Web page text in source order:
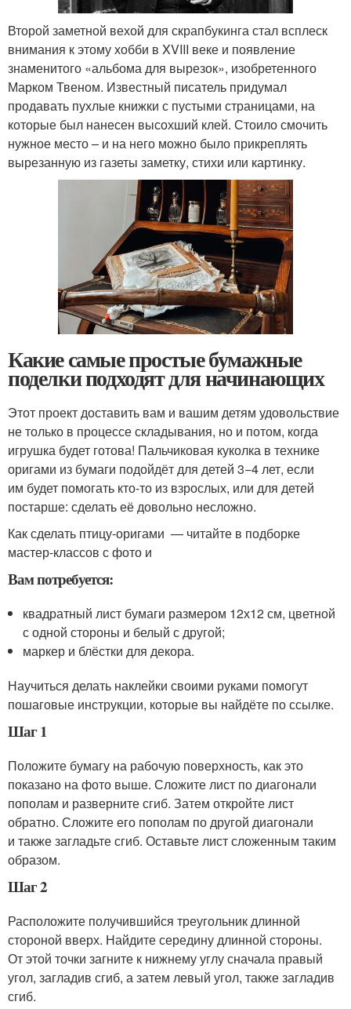
Второй заметной вехой для скрапбукинга стал всплеск
внимания к этому хобби в XVIII веке и появление
знаменитого «альбома для вырезок», изобретенного
Марком Твеном. Известный писатель придумал
продавать пухлые книжки с пустыми страницами, на
которые был нанесен высохший клей. Стоило смочить
нужное место – и на него можно было прикреплять
вырезанную из газеты заметку, стихи или картинку.
Какие самые простые бумажные
поделки подходят для начинающих
Этот проект доставить вам и вашим детям удовольствие
не только в процессе складывания, но и потом, когда
игрушка будет готова! Пальчиковая куколка в технике
оригами из бумаги подойдёт для детей 3−4 лет, если
им будет помогать кто-то из взрослых, или для детей
постарше: сделать её довольно несложно.
Как сделать птицу-оригами — читайте в подборке
мастер-классов с фото и
Вам потребуется:
квадратный лист бумаги размером 12х12 см, цветной
с одной стороны и белый с другой;
маркер и блёстки для декора.
Научиться делать наклейки своими руками помогут
пошаговые инструкции, которые вы найдёте по ссылке.
Шаг 1
Положите бумагу на рабочую поверхность, как это
показано на фото выше. Сложите лист по диагонали
пополам и разверните сгиб. Затем откройте лист
обратно. Сложите его пополам по другой диагонали
и также загладьте сгиб. Оставьте лист сложенным таким
образом.
Шаг 2
Расположите получившийся треугольник длинной
стороной вверх. Найдите середину длинной стороны.
От этой точки загните к нижнему углу сначала правый
угол, загладив сгиб, а затем левый угол, также загладив
сгиб.